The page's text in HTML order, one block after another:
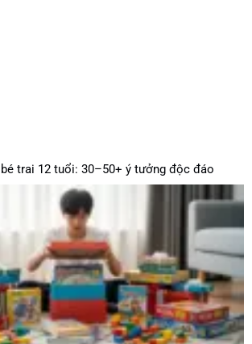
trai 12 tuổi: 30–50+ ý tưởng độc đáo